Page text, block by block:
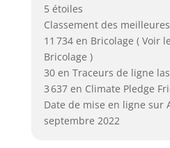
5 étoiles
Classement des
11 734 en Bricolage ( Voir
Bricolage )
30 en Traceurs de ligne
3 637 en Climate Pledge
Date de mise en ligne sur
septembre 2022